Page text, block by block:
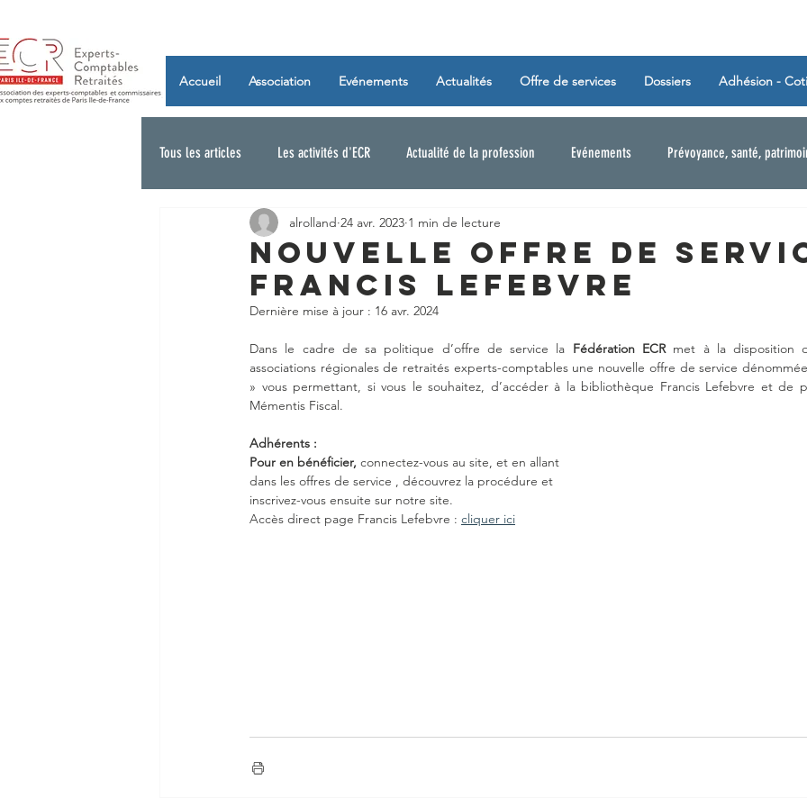
Accueil Association Evénements Actualités Offre de services Dossiers Adhésion -
Tous les articles Les activités d'ECR Actualité de la profession Evénements Prévoyance, santé,
NOUVELLE offre de
FRANCIS LEFEBVRE
alrolland 24 avr. 2023 1 min de lecture
Dernière mise à jour : 16 avr. 2024
Dans le cadre de sa politique d’offre de service la Fédération ECR met à la disposition
associations régionales de retraités experts-comptables une nouvelle offre de service
» vous permettant, si vous le souhaitez, d’accéder à la bibliothèque Francis Lefebvre et de
Mémentis Fiscal.
Adhérents :
Pour en bénéficier, connectez-vous au site, et en allant
dans les offres de service , découvrez la procédure et
inscrivez-vous ensuite sur notre site.
Accès direct page Francis Lefebvre : cliquer ici